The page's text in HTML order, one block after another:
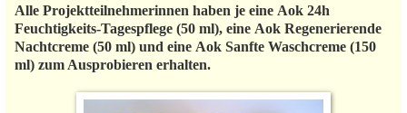
Alle Projektteilnehmerinnen haben je eine Aok 24h
Feuchtigkeits-Tagespflege (50 ml), eine Aok Regenerierende
Nachtcreme (50 ml) und eine Aok Sanfte Waschcreme (150
ml) zum Ausprobieren erhalten.